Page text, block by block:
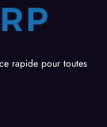
rapide pour toutes